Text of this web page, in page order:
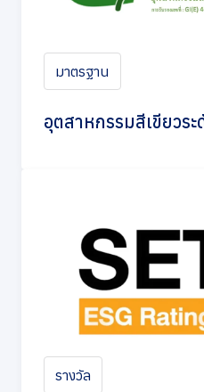
มาตรฐาน
อุตสาหกรรมสีเขียวระ
รางวัล